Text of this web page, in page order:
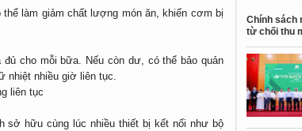
làm giảm chất lượng món ăn, khiến cơm bị
cho mỗi bữa. Nếu còn dư, có thể bảo quản
nhiệt nhiều giờ liên tục.
liên tục
sở hữu cùng lúc nhiều thiết bị kết nối như bộ
Chính sách
từ chối thu